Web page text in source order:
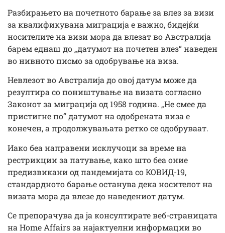
Разбирањето на почетното барање за влез за визи
за квалификувана миграција е важно, бидејќи
носителите на визи мора да влезат во Австралија
барем еднаш до „датумот на почетен влез“ наведен
во нивното писмо за одобрување на виза.
Невлезот во Австралија до овој датум може да
резултира со поништување на визата согласно
Законот за миграција од 1958 година. „Не смее да
пристигне по“ датумот на одобрената виза е
конечен, а продолжувањата ретко се одобруваат.
Иако беа направени исклучоци за време на
рестрикции за патување, како што беа оние
предизвикани од пандемијата со КОВИД-19,
стандардното барање останува дека носителот на
визата мора да влезе до наведениот датум.
Се препорачува да ја консултирате веб-страницата
на Home Affairs за најактуелни информации во